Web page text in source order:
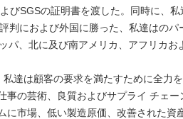
びSGSの証明書を渡した。同時に、
におよび外国に勝った、私達はの
、北に及び南アメリカ、アフリカお
達は顧客の要求を満たすために全力
の芸術、良質およびサプライ チェ
市場、低い製造原価、改善された資